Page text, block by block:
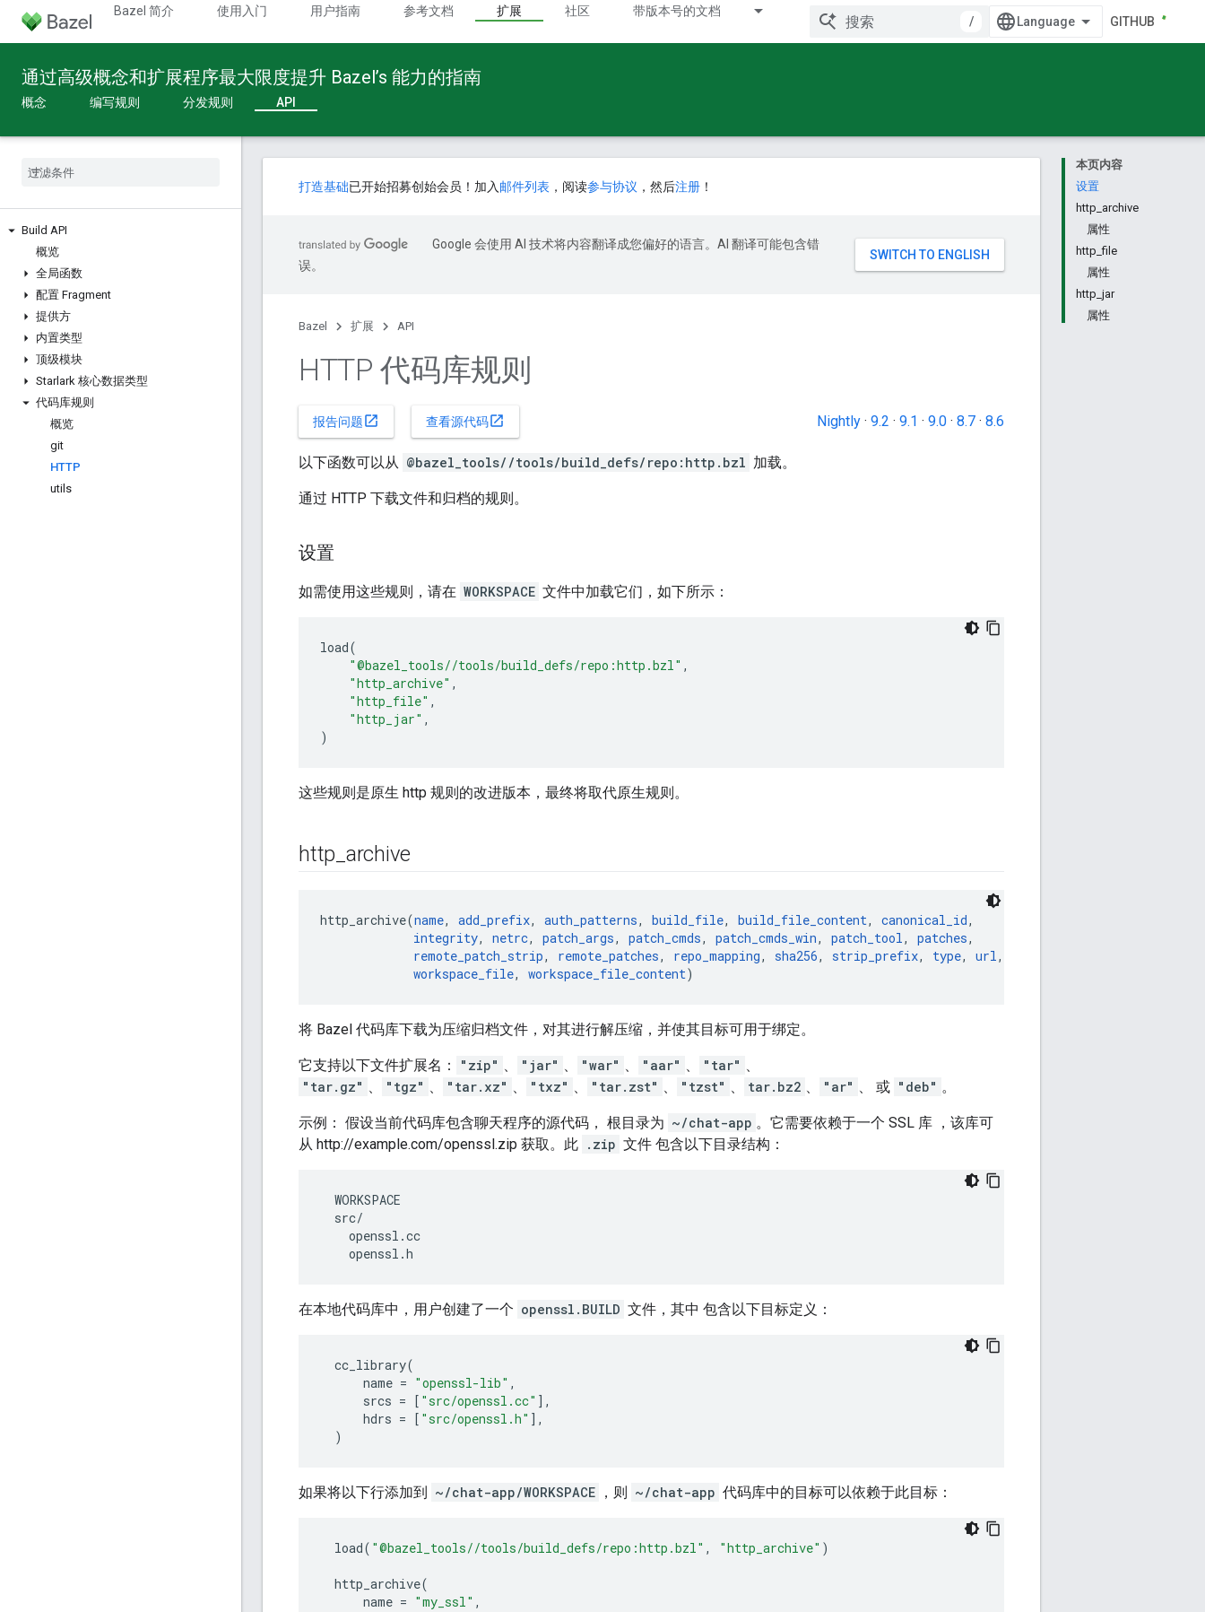
Bazel 简介 使用入门 用户指南 参考文档 扩展 社区 带版本号的文档
/ GITHUB
通过高级概念和扩展程序最大限度提升 Bazel’s 能力的指南
概念 编写规则 分发规则 API
Build API
概览
全局函数
配置 Fragment
提供方
内置类型
顶级模块
Starlark 核心数据类型
代码库规则
概览
git
HTTP
utils
本页内容
设置
http_archive
属性
http_file
属性
http_jar
属性
打造基础已开始招募创始会员！加入 邮件列表 ，阅读参与协议 ，然后注册 ！
Google 会使用 AI 技术将内容翻译成您偏好的语言。AI 翻译可能包含错
误。
Bazel 扩展 API
HTTP 代码库规则
报告问题open_in_new 查看源代码open_in_new Nightly · 9.2 · 9.1 · 9.0 · 8.7 · 8.6
以下函数可以从 @bazel_tools//tools/build_defs/repo:http.bzl 加载。
通过 HTTP 下载文件和归档的规则。
设置
如需使用这些规则，请在 WORKSPACE 文件中加载它们，如下所示：
load(
"@bazel_tools//tools/build_defs/repo:http.bzl" ,
"http_archive" ,
"http_file" ,
"http_jar" ,
)
这些规则是原生 http 规则的改进版本，最终将取代原生规则。
http archive
http_archive(name, add_prefix, auth_patterns, build_file, build_file_content, canonical_id,
integrity, netrc, patch_args, patch_cmds, patch_cmds_win, patch_tool, patches,
remote_patch_strip, remote_patches, repo_mapping, sha256, strip_prefix, type, url,
workspace_file, workspace_file_content
将 Bazel 代码库下载为压缩归档文件，对其进行解压缩，并使其目标可用于绑定。
它支持以下文件扩展名： "zip" 、 "jar" 、 "war" 、 "aar" 、 "tar" 、
"tar.gz" 、 "tgz" 、 "tar.xz" 、 "txz" 、 "tar.zst" 、 "tzst" 、 tar.bz2 、 "ar" 、 或 "deb" 。
示例： 假设当前代码库包含聊天程序的源代码， 根目录为 ~/chat-app 。它需要依赖于一个 SSL 库 ，该库可
从 http://example.com/openssl.zip 获取。此 .zip 文件 包含以下目录结构：
  WORKSPACE
  src/
    openssl.cc
在本地代码库中，用户创建了一个 openssl.BUILD 文件，其中 包含以下目标定义：
cc_library(
name = "openssl-lib" ,
srcs = [ "src/openssl.cc" ],
hdrs = [ "src/openssl.h" ],
)
如果将以下行添加到 ~/chat-app/WORKSPACE ，则 ~/chat-app 代码库中的目标可以依赖于此目标：
load( "@bazel_tools//tools/build_defs/repo:http.bzl" , "http_archive" )
http_archive(
name = "my_ssl" ,